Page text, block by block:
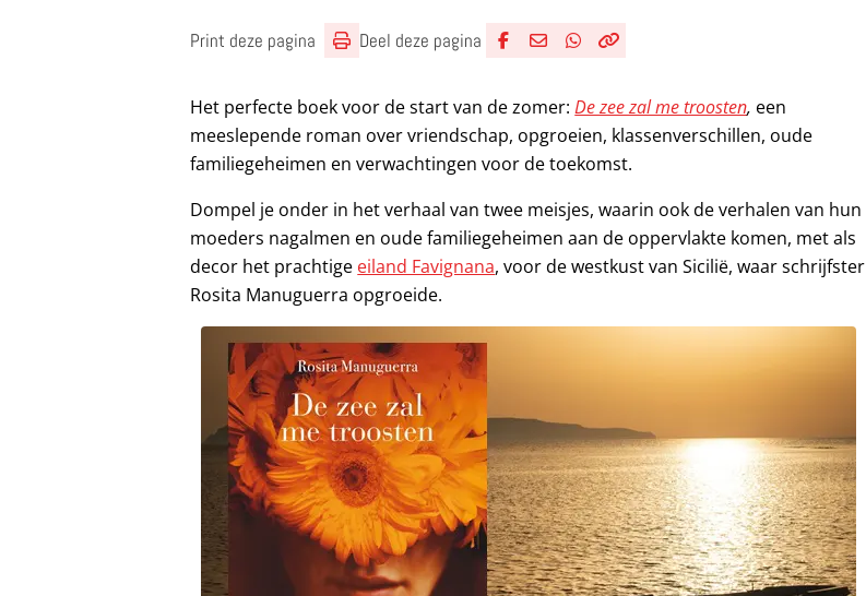
Print deze pagina
Deel deze pagina
Het perfecte boek voor de start van de zomer:De zee zal me troosten, een
meeslepende roman over vriendschap, opgroeien, klassenverschillen, oude
familiegeheimen en verwachtingen voor de toekomst.
Dompel je onder in het verhaal van twee meisjes, waarin ook de verhalen van hun
moeders nagalmen en oude familiegeheimen aan de oppervlakte komen, met als
decor het prachtige eiland Favignana, voor de westkust van Sicilië, waar schrijfster
Rosita Manuguerra opgroeide.